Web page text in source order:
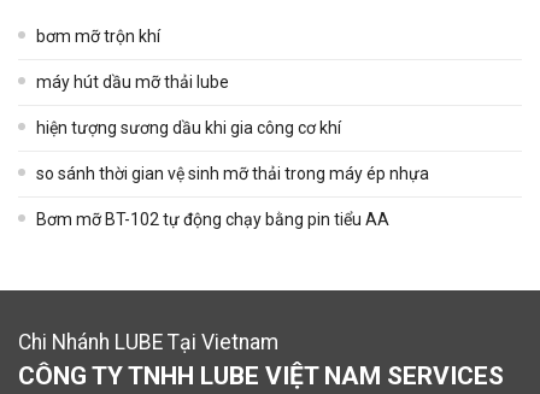
bơm mỡ trộn khí
máy hút dầu mỡ thải lube
hiện tượng sương dầu khi gia công cơ khí
so sánh thời gian vệ sinh mỡ thải trong máy ép nhựa
Bơm mỡ BT-102 tự động chạy bằng pin tiểu AA
Chi Nhánh LUBE Tại Vietnam
CÔNG TY TNHH LUBE VIỆT NAM SERVICES